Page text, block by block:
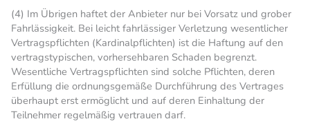
(4) Im Übrigen haftet der Anbieter nur bei Vorsatz und grober
Fahrlässigkeit. Bei leicht fahrlässiger Verletzung wesentlicher
Vertragspflichten (Kardinalpflichten) ist die Haftung auf den
vertragstypischen, vorhersehbaren Schaden begrenzt.
Wesentliche Vertragspflichten sind solche Pflichten, deren
Erfüllung die ordnungsgemäße Durchführung des Vertrages
überhaupt erst ermöglicht und auf deren Einhaltung der
Teilnehmer regelmäßig vertrauen darf.